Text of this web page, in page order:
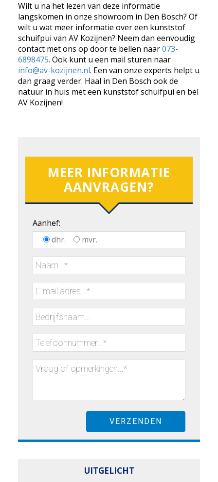
Wilt u na het lezen van deze informatie
langskomen in onze showroom in Den Bosch? Of
wilt u wat meer informatie over een kunststof
schuifpui van AV Kozijnen? Neem dan eenvoudig
contact met ons op door te bellen naar073-
6898475. Ook kunt u een mail sturen naar
info@av-kozijnen.nl. Een van onze experts helpt u
dan graag verder. Haal in Den Bosch ook de
natuur in huis met een kunststof schuifpui en bel
AV Kozijnen!
MEER INFORMATIE
AANVRAGEN?
Aanhef:
dhr.
mvr.
UITGELICHT